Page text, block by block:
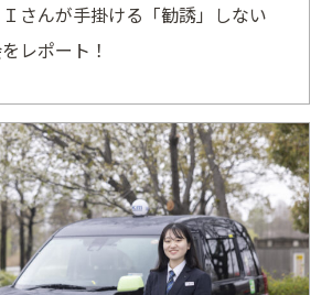
さんが手掛ける「勧誘」しない
レポート！